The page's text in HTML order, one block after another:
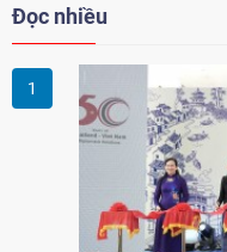
Đọc nhiều